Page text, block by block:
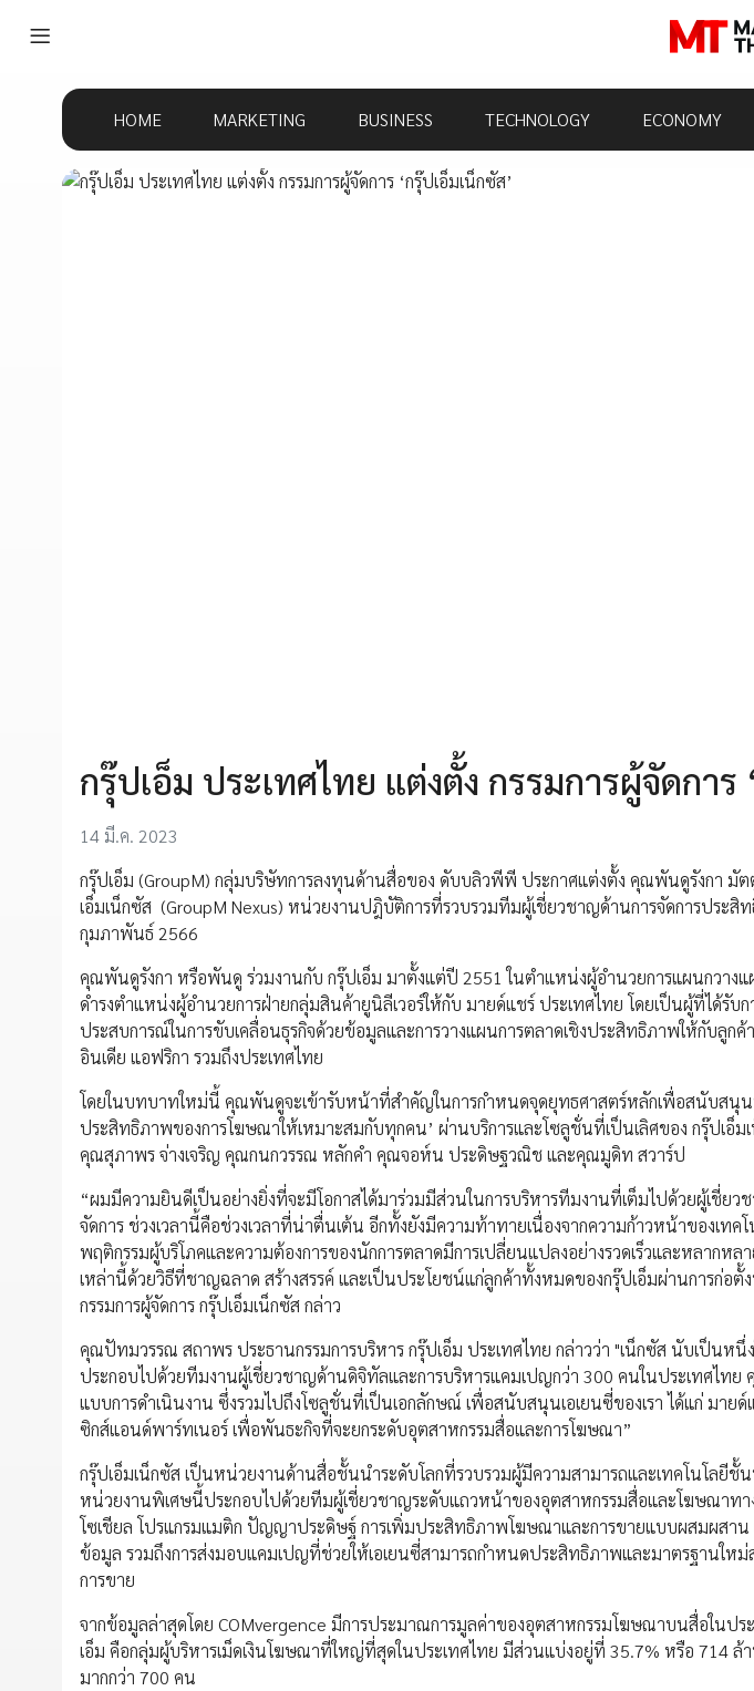
HOME MARKETING BUSINESS TECHNOLOGY ECONOMY
กรุ๊ปเอ็ม ประเทศไทย แต่งตั้ง กรรมการผู้จัดการ
14 มี.ค. 2023
กรุ๊ปเอ็ม (GroupM) กลุ่มบริษัทการลงทุนด้านสื่อของ ดับบลิวพีพี ประกาศแต่งตั้ง คุณพันดูรังกา มัต
เอ็มเน็กซัส (GroupM Nexus) หน่วยงานปฎิบัติการที่รวบรวมทีมผู้เชี่ยวชาญด้านการจัดการประ
กุมภาพันธ์ 2566
คุณพันดูรังกา หรือพันดู ร่วมงานกับ กรุ๊ปเอ็ม มาตั้งแต่ปี 2551 ในตำแหน่งผู้อำนวยการแผนกวางแ
ดำรงตำแหน่งผู้อำนวยการฝ่ายกลุ่มสินค้ายูนิลีเวอร์ให้กับ มายด์แชร์ ประเทศไทย โดยเป็นผู้ที่ได้รั
ประสบการณ์ในการขับเคลื่อนธุรกิจด้วยข้อมูลและการวางแผนการตลาดเชิงประสิทธิภาพให้กับลูก
อินเดีย แอฟริกา รวมถึงประเทศไทย
โดยในบทบาทใหม่นี้ คุณพันดูจะเข้ารับหน้าที่สำคัญในการกำหนดจุดยุทธศาสตร์หลักเพื่อสนับสนุน
ประสิทธิภาพของการโฆษณาให้เหมาะสมกับทุกคน’ ผ่านบริการและโซลูชั่นที่เป็นเลิศของ กรุ๊ปเอ็
คุณสุภาพร จ่างเจริญ คุณกนกวรรณ หลักคำ คุณจอห์น ประดิษฐวณิช และคุณมูดิท สวาร์ป
“ผมมีความยินดีเป็นอย่างยิ่งที่จะมีโอกาสได้มาร่วมมีส่วนในการบริหารทีมงานที่เต็มไปด้วยผู้เชี่ยว
จัดการ ช่วงเวลานี้คือช่วงเวลาที่น่าตื่นเต้น อีกทั้งยังมีความท้าทายเนื่องจากความก้าวหน้าของเท
พฤติกรรมผู้บริโภคและความต้องการของนักการตลาดมีการเปลี่ยนแปลงอย่างรวดเร็วและหลากหล
เหล่านี้ด้วยวิธีที่ชาญฉลาด สร้างสรรค์ และเป็นประโยชน์แก่ลูกค้าทั้งหมดของกรุ๊ปเอ็มผ่านการก่อ
กรรมการผู้จัดการ กรุ๊ปเอ็มเน็กซัส กล่าว
คุณปัทมวรรณ สถาพร ประธานกรรมการบริหาร กรุ๊ปเอ็ม ประเทศไทย กล่าวว่า "เน็กซัส นับเป็นห
ประกอบไปด้วยทีมงานผู้เชี่ยวชาญด้านดิจิทัลและการบริหารแคมเปญกว่า 300 คนในประเทศไท
แบบการดำเนินงาน ซึ่งรวมไปถึงโซลูชั่นที่เป็นเอกลักษณ์ เพื่อสนับสนุนเอเยนซี่ของเรา ได้แก่ มายด์แ
ซิกส์แอนด์พาร์ทเนอร์ เพื่อพันธะกิจที่จะยกระดับอุตสาหกรรมสื่อและการโฆษณา”
กรุ๊ปเอ็มเน็กซัส เป็นหน่วยงานด้านสื่อชั้นนำระดับโลกที่รวบรวมผู้มีความสามารถและเทคโนโลยีชั้น
หน่วยงานพิเศษนี้ประกอบไปด้วยทีมผู้เชี่ยวชาญระดับแถวหน้าของอุตสาหกรรมสื่อและโฆษณาท
โซเชียล โปรแกรมแมติก ปัญญาประดิษฐ์ การเพิ่มประสิทธิภาพโฆษณาและการขายแบบผสมผสา
ข้อมูล รวมถึงการส่งมอบแคมเปญที่ช่วยให้เอเยนซี่สามารถกำหนดประสิทธิภาพและมาตรฐานให
การขาย
จากข้อมูลล่าสุดโดย COMvergence มีการประมาณการมูลค่าของอุตสาหกรรมโฆษณาบนสื่อในป
เอ็ม คือกลุ่มผู้บริหารเม็ดเงินโฆษณาที่ใหญ่ที่สุดในประเทศไทย มีส่วนแบ่งอยู่ที่ 35.7% หรือ 714
มากกว่า 700 คน